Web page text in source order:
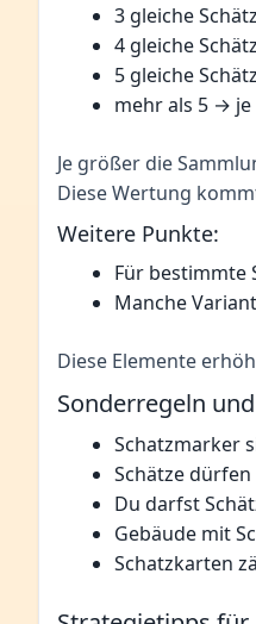
3 gleiche
4 gleiche
5 gleiche
mehr als 5 → je
Je größer die
Diese Wertung
Weitere Punkte:
Für bestimmte
Manche
Diese Elemente
Sonderregeln
Schatzmarker
Schätze
Du darfst
Gebäude mit
Schatzkarten